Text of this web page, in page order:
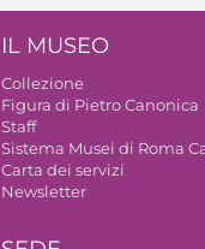
IL MUSEO
Collezione
Figura di Pietro Canonica
Staff
Sistema Musei di Roma
Carta dei servizi
Newsletter